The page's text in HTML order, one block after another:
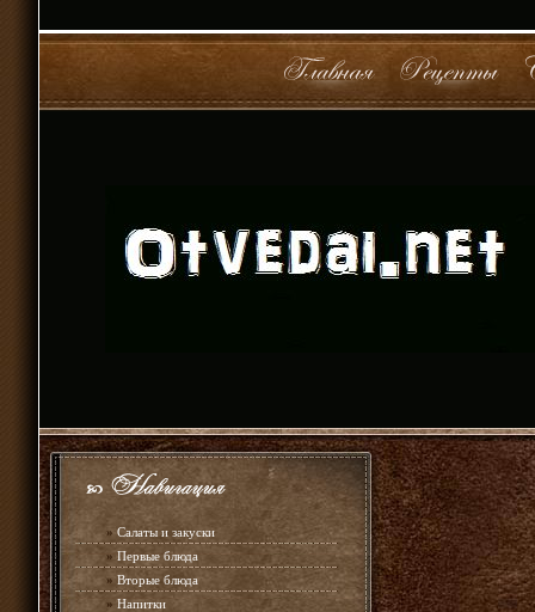
» Салаты и закуски
» Первые блюда
» Вторые блюда
» Напитки